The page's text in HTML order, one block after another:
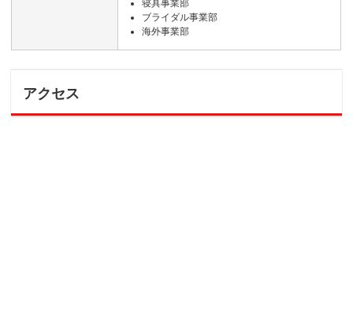
寝具事業部
ブライダル事業部
海外事業部
アクセス